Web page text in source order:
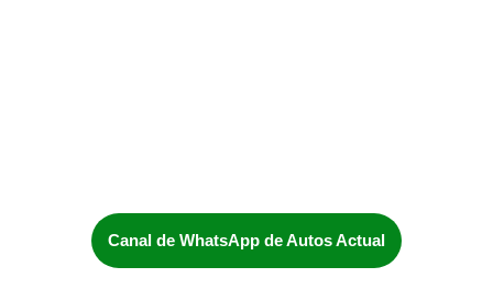
Canal de WhatsApp de Autos Actual